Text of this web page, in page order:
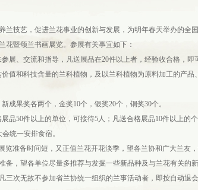
兰技艺，促进兰花事业的创新与发展，为明年春天举办的全
花暨颂兰书画展览。参展有关事宜如下：
展、交流和指导，凡送展品在20件以上者，经验收合格，即
值和科技含量的兰科植物，及以兰科植物为原料加工的产
成果奖各两个，金奖10个，银奖20个，铜奖30个。
品50件以上的单位，可接待5人；凡送合格展品10件以上的
统一安排食宿。
览准备时间短，又正值兰花开花淡季，望各兰协和广大兰友
备，望各单位尽量多推荐与发掘一些新品种及与兰花有关的
三次无故不参加省兰协统一组织的兰事活动者，即按自动退